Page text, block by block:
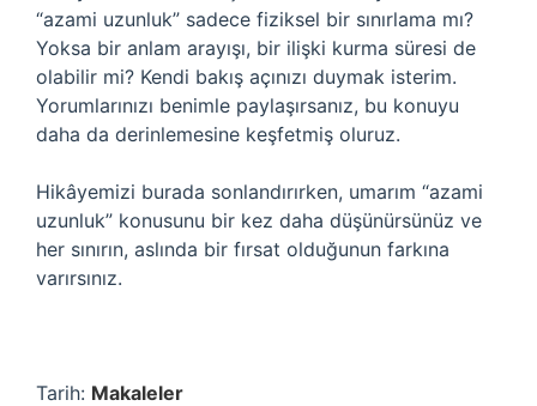
“azami uzunluk” sadece fiziksel bir sınırlama mı?
Yoksa bir anlam arayışı, bir ilişki kurma süresi de
olabilir mi? Kendi bakış açınızı duymak isterim.
Yorumlarınızı benimle paylaşırsanız, bu konuyu
daha da derinlemesine keşfetmiş oluruz.
Hikâyemizi burada sonlandırırken, umarım “azami
uzunluk” konusunu bir kez daha düşünürsünüz ve
her sınırın, aslında bir fırsat olduğunun farkına
varırsınız.
Tarih: Makaleler